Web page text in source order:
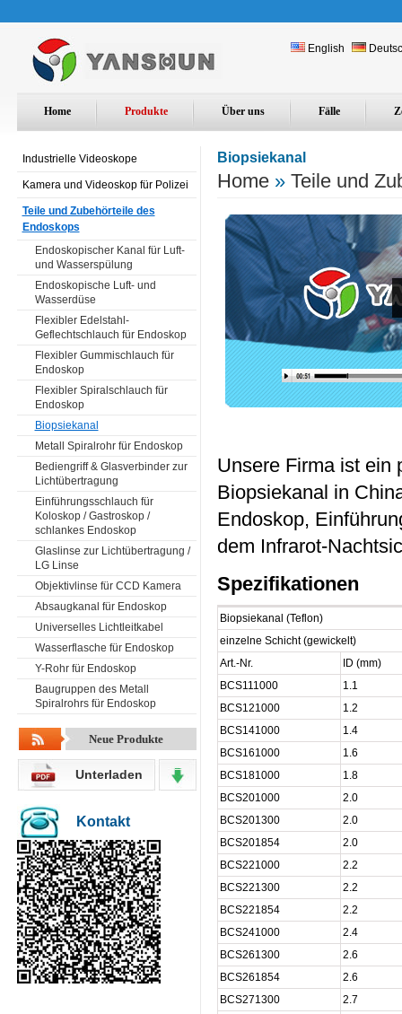
English
Home Produkte Über uns Fälle
Industrielle Videoskope
Kamera und Videoskop für Polizei
Teile und Zubehörteile des
Endoskops
Endoskopischer Kanal für Luft-
und Wasserspülung
Endoskopische Luft- und
Wasserdüse
Flexibler Edelstahl-
Geflechtschlauch für Endoskop
Flexibler Gummischlauch für
Endoskop
Flexibler Spiralschlauch für
Endoskop
Biopsiekanal
Metall Spiralrohr für Endoskop
Bediengriff & Glasverbinder zur
Lichtübertragung
Einführungsschlauch für
Koloskop / Gastroskop /
schlankes Endoskop
Glaslinse zur Lichtübertragung /
LG Linse
Objektivlinse für CCD Kamera
Absaugkanal für Endoskop
Universelles Lichtleitkabel
Wasserflasche für Endoskop
Y-Rohr für Endoskop
Baugruppen des Metall
Spiralrohrs für Endoskop
Neue Produkte
Unterladen
Kontakt
Biopsiekanal
Home» Teile und
Unsere Firma ist ein
Biopsiekanal in
Endoskop,
dem Infrarot-
Spezifikationen
Biopsiekanal (Teflon)
einzelne Schicht (gewickelt)
Art.-Nr.
ID (mm)
BCS111000
1.1
BCS121000
1.2
BCS141000
1.4
BCS161000
1.6
BCS181000
1.8
BCS201000
2.0
BCS201300
2.0
BCS201854
2.0
BCS221000
2.2
BCS221300
2.2
BCS221854
2.2
BCS241000
2.4
BCS261300
2.6
BCS261854
2.6
BCS271300
2.7